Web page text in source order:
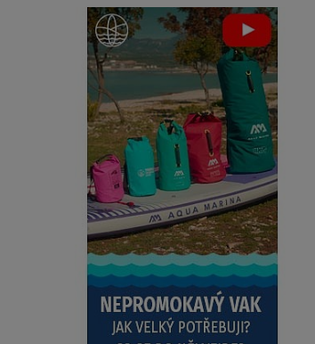
ZOBRAZIT